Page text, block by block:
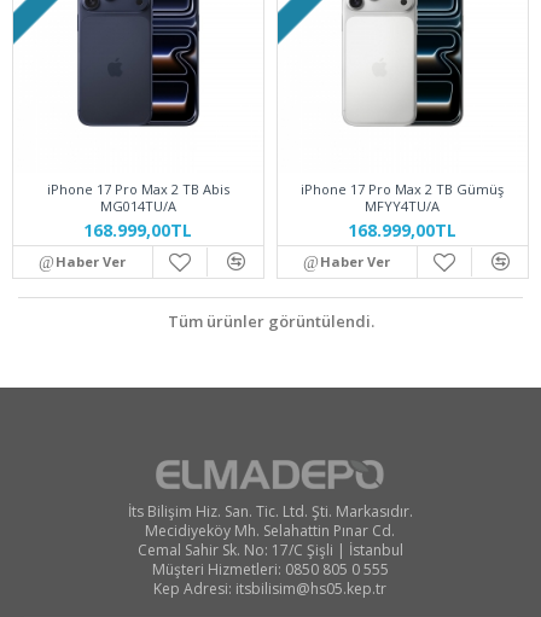
iPhone 17 Pro Max 2 TB Abis
MG014TU/A
168.999,00TL
Haber Ver
iPhone 17 Pro Max 2 TB Gümüş
MFYY4TU/A
168.999,00TL
Haber Ver
Tüm ürünler görüntülendi.
İts Bilişim Hiz. San. Tic. Ltd. Şti. Markasıdır.
Mecidiyeköy Mh. Selahattin Pınar Cd.
Cemal Sahir Sk. No: 17/C Şişli | İstanbul
Müşteri Hizmetleri: 0850 805 0 555
Kep Adresi: itsbilisim@hs05.kep.tr